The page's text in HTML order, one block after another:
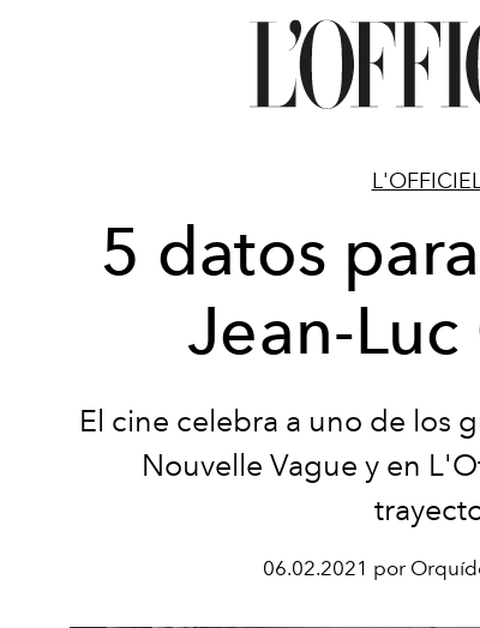
5 datos
Jean-
El cine celebra a uno de los
Nouvelle Vague y en
06.02.2021 por